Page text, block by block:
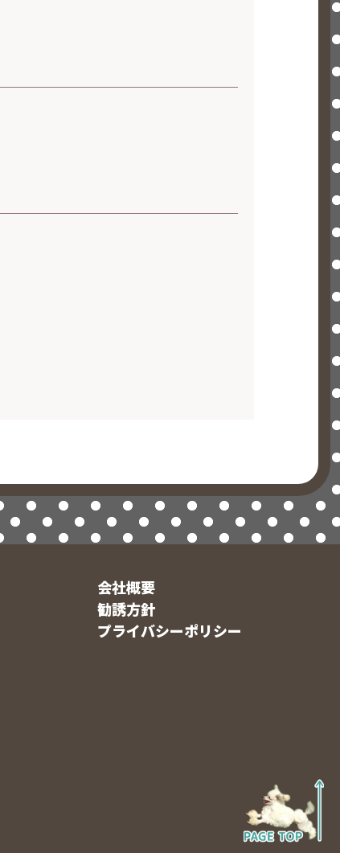
会社概要
勧誘方針
プライバシーポリシー